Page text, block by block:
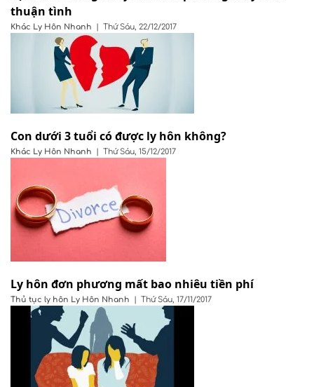
thuận tình
Khác Ly Hôn Nhanh | Thứ Sáu, 22/12/2017
Con dưới 3 tuổi có được ly hôn không?
Khác Ly Hôn Nhanh | Thứ Sáu, 15/12/2017
Ly hôn đơn phương mất bao nhiêu tiền phí
Thủ tục ly hôn Ly Hôn Nhanh | Thứ Sáu, 17/11/2017